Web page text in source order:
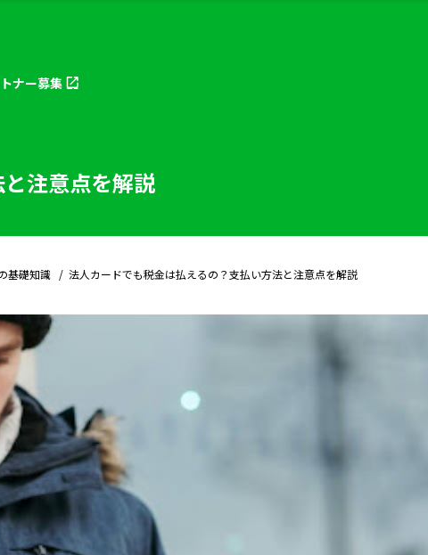
ナー募集
注意点を解説
基礎知識 法人カードでも税金は払えるの？支払い方法と注意点を解説